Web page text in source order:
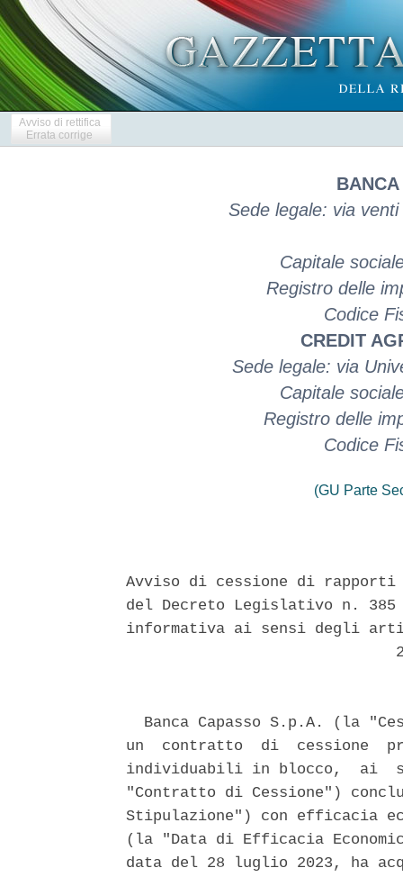
Avviso di rettifica
Errata corrige
Sede legale: via
Capitale
Registro delle
Codice
CREDIT
Sede legale: via
Capitale
Registro delle
Codice
(GU Parte
Avviso di cessione di
del Decreto Legislativo n.
informativa ai sensi degli
Banca Capasso S.p.A. (la
un  contratto  di  cessione
individuabili in blocco,  ai
"Contratto di Cessione")
Stipulazione") con efficacia
(la "Data di Efficacia
data del 28 luglio 2023, ha